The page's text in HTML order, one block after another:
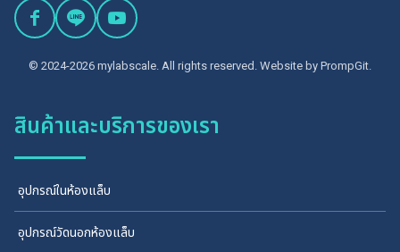
© 2024-2026 mylabscale. All rights reserved. Website by PrompGit.
สินค้าและบริการของเรา
อุปกรณ์ในห้องแล็บ
อุปกรณ์วัดนอกห้องแล็บ